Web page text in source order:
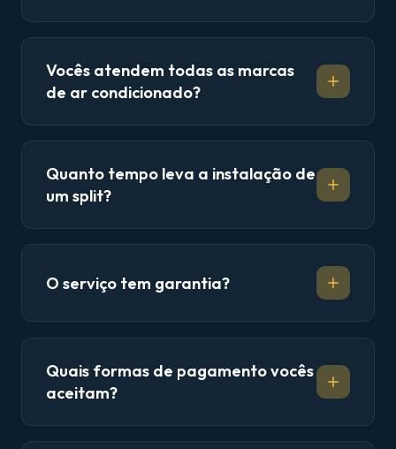
Vocês atendem todas as marcas
de ar condicionado?
Quanto tempo leva a instalação de
um split?
O serviço tem garantia?
Quais formas de pagamento vocês
aceitam?